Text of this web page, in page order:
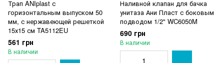
Трап ANIplast с
горизонтальным выпуском 50
мм, с нержавеющей решеткой
15х15 см TA5112EU
561 грн
В наличии
Наливной клапан для бачка
унитаза Ани Пласт с боковым
подводом 1/2" WC6050M
690 грн
В наличии